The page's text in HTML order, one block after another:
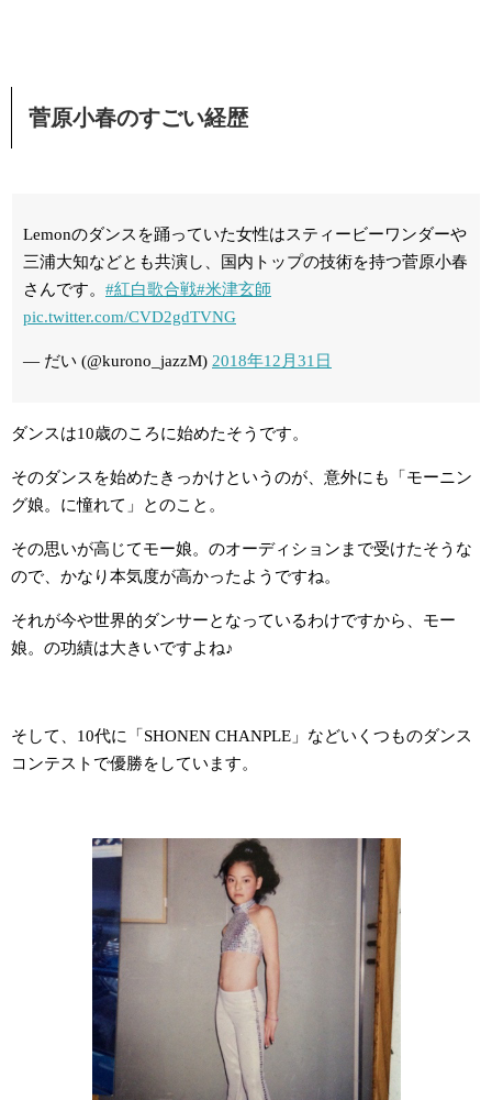
菅原小春のすごい経歴
Lemonのダンスを踊っていた女性はスティービーワンダーや
三浦大知などとも共演し、国内トップの技術を持つ菅原小春
さんです。 #紅白歌合戦#米津玄師
pic.twitter.com/CVD2gdTVNG
— だい (@kurono_jazzM) 2018年12月31日
ダンスは10歳のころに始めたそうです。
そのダンスを始めたきっかけというのが、意外にも「モーニン
グ娘。に憧れて」とのこと。
その思いが高じてモー娘。のオーディションまで受けたそうな
ので、かなり本気度が高かったようですね。
それが今や世界的ダンサーとなっているわけですから、モー
娘。の功績は大きいですよね♪
そして、10代に「SHONEN CHANPLE」などいくつものダンス
コンテストで優勝をしています。